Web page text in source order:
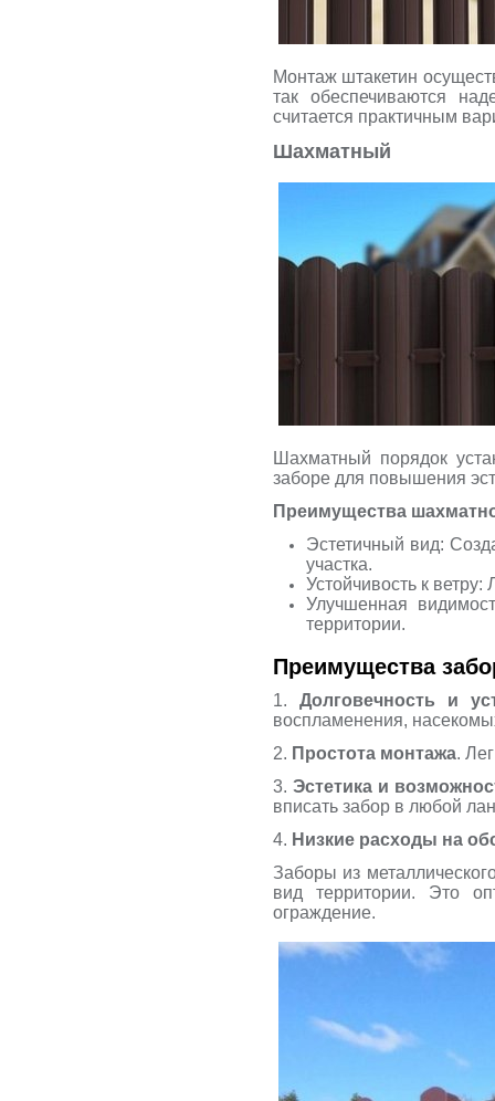
Монтаж штакетин
так обеспечиваются
считается практичным
Шахматный
Шахматный порядок
заборе для повышения
Преимущества
Эстетичный вид:
участка.
Устойчивость к
Улучшенная
территории.
Преимущества
1.Долговечность и
воспламенения,
2. Простота монтажа.
3. Эстетика и
вписать забор в любой
4. Низкие расходы на
Заборы из
вид территории. Это
ограждение.